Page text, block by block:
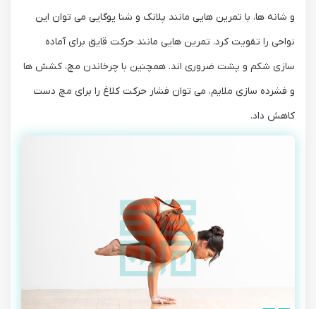
و شانه ‌ها، با تمرین ‌هایی مانند پلانک و شنا یوگایی می ‌توان این
نواحی را تقویت کرد. تمرین ‌هایی مانند حرکت قایق برای آماده
‌سازی شکم و پشت ضروری ‌اند. همچنین با چرخاندن مچ، کشش ‌ها
و فشرده‌ سازی ملایم، می ‌توان فشار حرکت کلاغ را برای مچ دست
کاهش داد.